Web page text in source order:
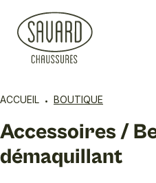
ACCUEIL BOUTIQUE
Accessoires /
démaquillant